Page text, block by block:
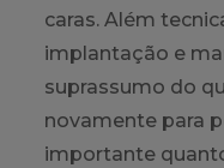
caras. Além
implantação e
suprassumo do
novamente para
importante